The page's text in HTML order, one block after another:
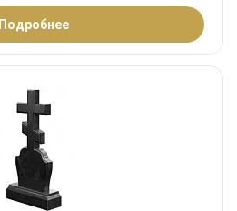
Подробнее